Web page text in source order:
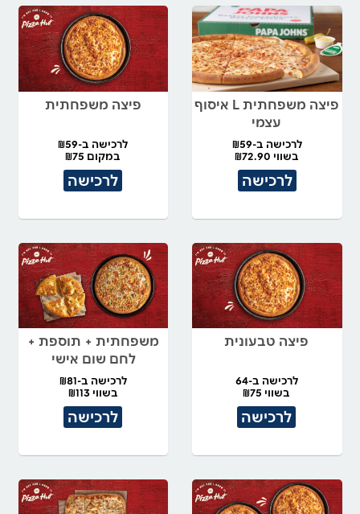
פיצה משפחתית L איסוף
עצמי
לרכישה ב-₪59
בשווי ₪72.90
לרכישה
פיצה משפחתית
לרכישה ב-₪59
במקום ₪75
לרכישה
פיצה טבעונית
לרכישה ב-64
בשווי ₪75
לרכישה
משפחתית + תוספת +
לחם שום אישי
לרכישה ב-₪81
בשווי ₪113
לרכישה